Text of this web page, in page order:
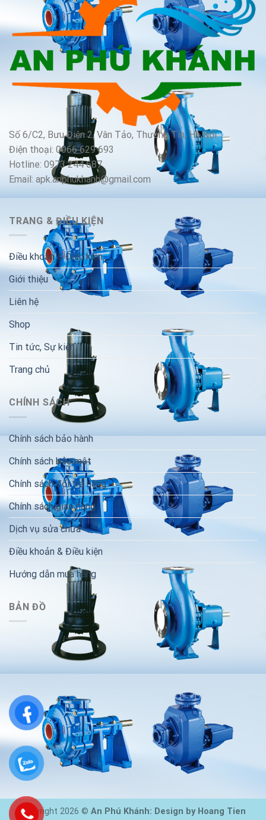
Số 6/C2, Bưu Điện 2, Vân Tảo, Thường Tín, Hà Nội
Điện thoại: 0966 629 693
Hotline: 0973 244 687
Email: apk.anphukhanh@gmail.com
TRANG & ĐIỀU KIỆN
Điều khoản & Điều kiện
Giới thiệu
Liên hệ
Shop
Tin tức, Sự kiện
Trang chủ
CHÍNH SÁCH
Chính sách bảo hành
Chính sách bảo mật
Chính sách đổi trả hàng
Chính sách giao hàng
Dịch vụ sửa chữa
Điều khoản & Điều kiện
Hướng dẫn mua hàng
BẢN ĐỒ
Copyright 2026 © An Phú Khánh: Design by Hoang Tien